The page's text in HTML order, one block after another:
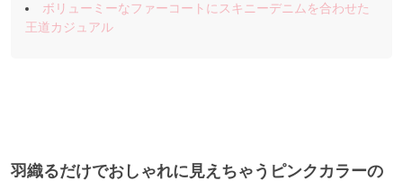
ボリューミーなファーコートにスキニーデニムを合わせた
王道カジュアル
羽織るだけでおしゃれに見えちゃうピンクカラーの